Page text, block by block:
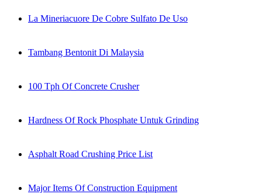
La Mineriacuore De Cobre Sulfato De Uso
Tambang Bentonit Di Malaysia
100 Tph Of Concrete Crusher
Hardness Of Rock Phosphate Untuk Grinding
Asphalt Road Crushing Price List
Major Items Of Construction Equipment